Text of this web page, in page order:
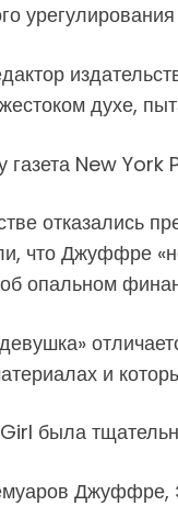
духе,
газета New York
отказались
что Джуффре
опальном
и
была
Джуффре,